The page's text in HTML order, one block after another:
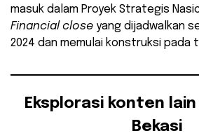
masuk dalam Proyek Strategis
Financial close yang dijadwalkan
2024 dan memulai konstruksi pada
Eksplorasi konten
Bekasi